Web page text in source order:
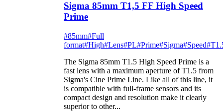
Sigma 85mm T1,5 FF High Speed
Prime
#85mm#Full
format#High#Lens#PL#Prime#Sigma#Speed
The Sigma 85mm T1.5 High Speed Prime is a
fast lens with a maximum aperture of T1.5 from
Sigma's Cine Prime Line. Like all of this line, it
is compatible with full-frame sensors and its
compact design and resolution make it clearly
superior to other...